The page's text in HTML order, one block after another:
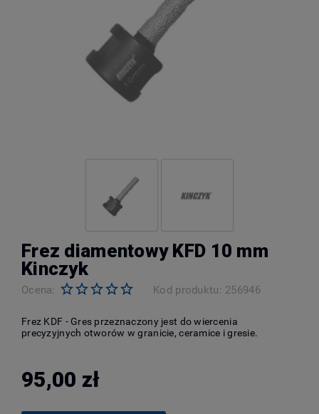
Frez diamentowy KFD 10 mm
Kinczyk
Ocena: Kod produktu: 256946
Frez KDF - Gres przeznaczony jest do wiercenia
precyzyjnych otworów w granicie, ceramice i gresie.
95,00 zł